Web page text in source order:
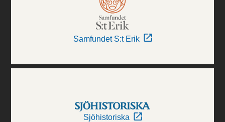
Samfundet S:t Erik
Sjöhistoriska